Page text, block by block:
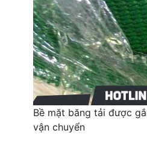
Bề mặt băng tải được
vận chuyển